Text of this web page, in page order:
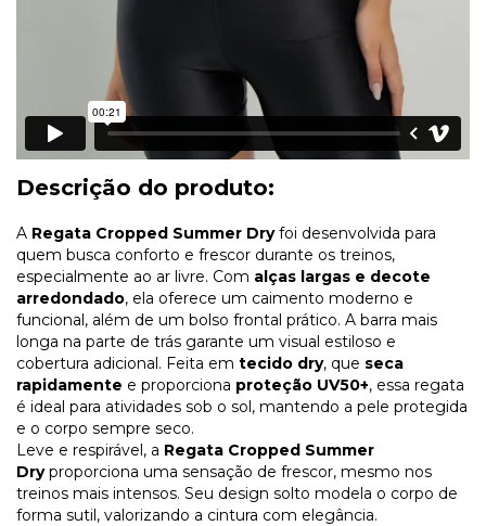
Descrição do produto:
A Regata Cropped Summer Dryfoi desenvolvida para
quem busca conforto e frescor durante os treinos,
especialmente ao ar livre. Com alças largas e decote
arredondado, ela oferece um caimento moderno e
funcional, além de um bolso frontal prático. A barra mais
longa na parte de trás garante um visual estiloso e
cobertura adicional. Feita em tecido dry, que seca
rapidamente e proporciona proteção UV50+, essa regata
é ideal para atividades sob o sol, mantendo a pele protegida
e o corpo sempre seco.
Leve e respirável, a Regata Cropped Summer
Dryproporciona uma sensação de frescor, mesmo nos
treinos mais intensos. Seu design solto modela o corpo de
forma sutil, valorizando a cintura com elegância.